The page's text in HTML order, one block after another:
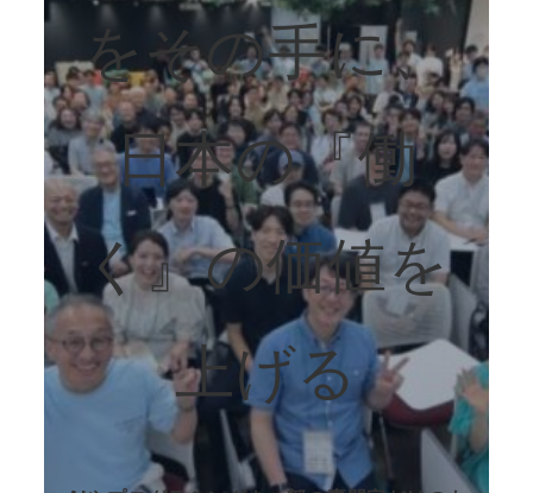
をその手に、
日本の『働
く』の価値を
上げる